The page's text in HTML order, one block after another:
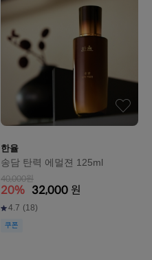
한율
송담 탄력 에멀젼 125ml
40,000원
20% 32,000 원
4.7 (18)
쿠폰